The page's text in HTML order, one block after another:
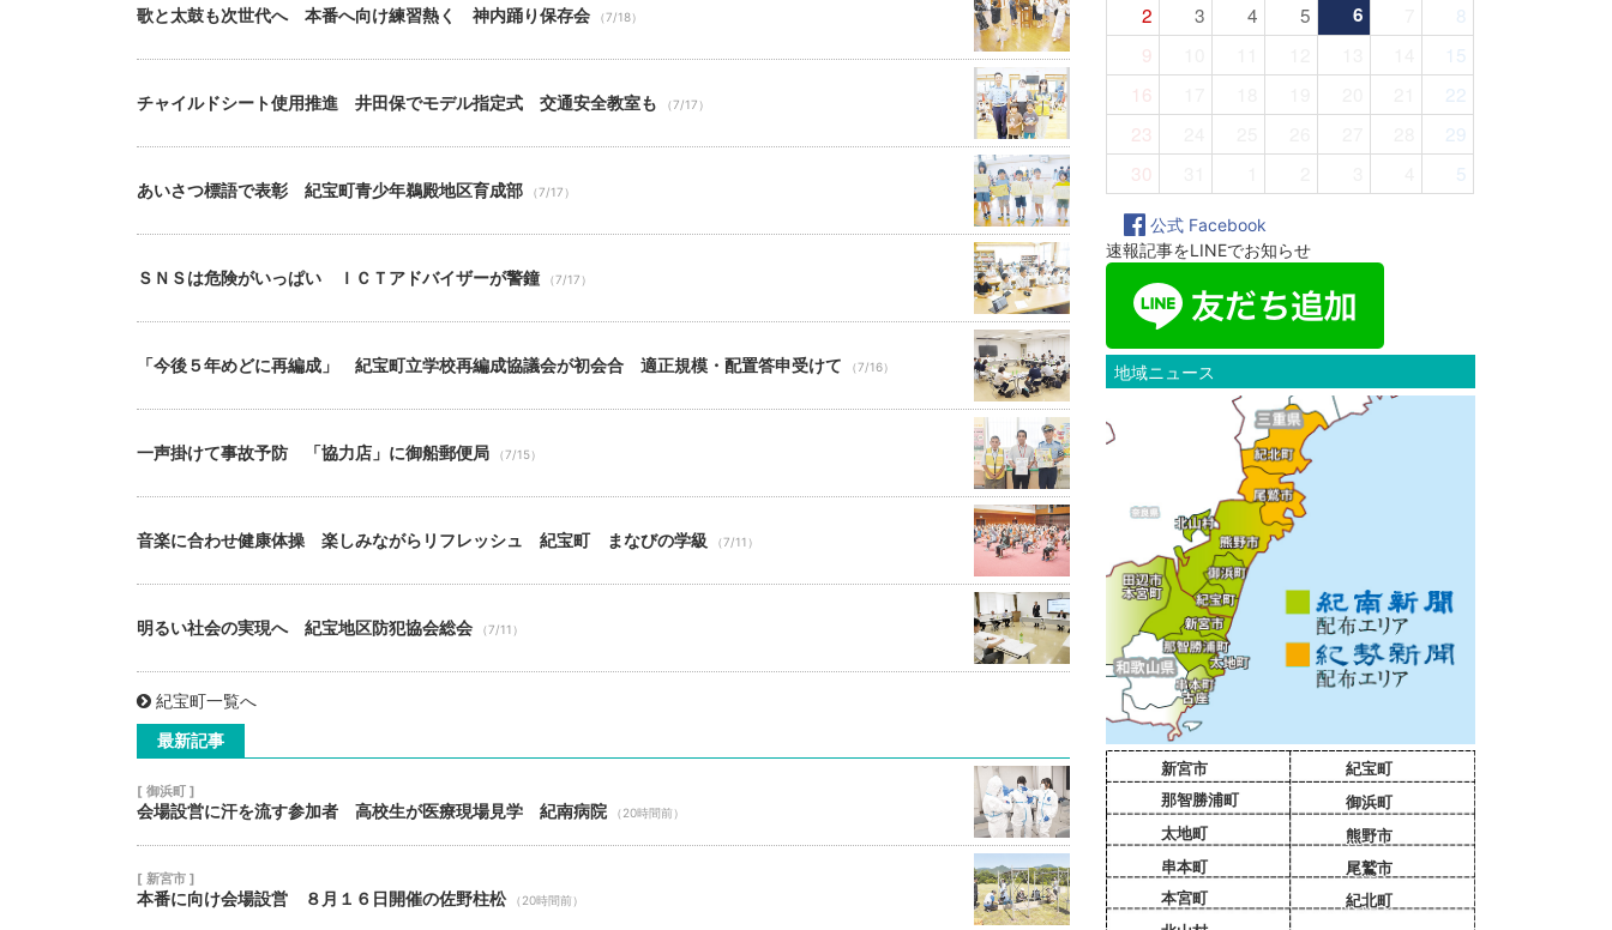
歌と太鼓も次世代へ 本番へ向け練習熱く 神内踊り保存会 （7/18）
チャイルドシート使用推進 井田保でモデル指定式 交通安全教室も （7/17）
あいさつ標語で表彰 紀宝町青少年鵜殿地区育成部 （7/17）
ＳＮＳは危険がいっぱい ＩＣＴアドバイザーが警鐘 （7/17）
「今後５年めどに再編成」 紀宝町立学校再編成協議会が初会合 適正規模・配置答申受けて （7/16）
一声掛けて事故予防 「協力店」に御船郵便局 （7/15）
音楽に合わせ健康体操 楽しみながらリフレッシュ 紀宝町 まなびの学級 （7/11）
明るい社会の実現へ 紀宝地区防犯協会総会 （7/11）
紀宝町一覧へ
最新記事
[ 御浜町 ]
会場設営に汗を流す参加者 高校生が医療現場見学 紀南病院 （20時間前）
[ 新宮市 ]
本番に向け会場設営 ８月１６日開催の佐野柱松 （20時間前）
2
3 4 5 6
8
9
15
16
22
23
29
30
5
公式 Facebook
速報記事をLINEでお知らせ
地域ニュース
新宮市
那智勝浦町
太地町
串本町
本宮町
紀宝町
御浜町
熊野市
尾鷲市
紀北町